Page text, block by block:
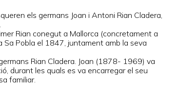
els germans Joan i Antoni Rian Cladera,
Rian conegut a Mallorca (concretament a
Sa Pobla el 1847, juntament amb la seva
Rian Cladera. Joan (1878- 1969) va
durant les quals es va encarregar el seu
familiar.